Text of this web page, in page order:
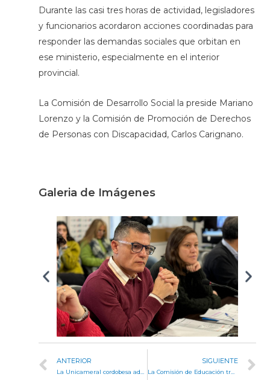
Durante las casi tres horas de actividad, legisladores
y funcionarios acordaron acciones coordinadas para
responder las demandas sociales que orbitan en
ese ministerio, especialmente en el interior
provincial.
La Comisión de Desarrollo Social la preside Mariano
Lorenzo y la Comisión de Promoción de Derechos
de Personas con Discapacidad, Carlos Carignano.
Galeria de Imágenes
ANTERIOR
La Unicameral cordobesa adhirió a la Ley Lucio
SIGUIENTE
La Comisión de Educación trató distintos pedidos de informes al Ejecutivo